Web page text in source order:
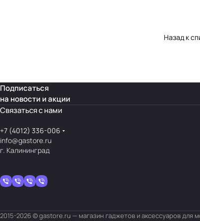
Назад к
Подписаться
на новости и акции
Связаться с нами
+7 (4012) 336-006
info@gastore.ru
г. Калининград
2015-2026 © gastore.ru — магазин гаджетов и аксессуаров для